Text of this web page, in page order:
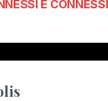
E CONNESSI